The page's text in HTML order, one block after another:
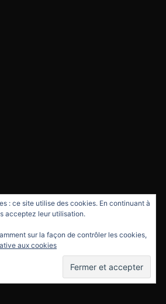
: ce site utilise des cookies. En continuant à
acceptez leur utilisation.
sur la façon de contrôler les cookies,
aux cookies